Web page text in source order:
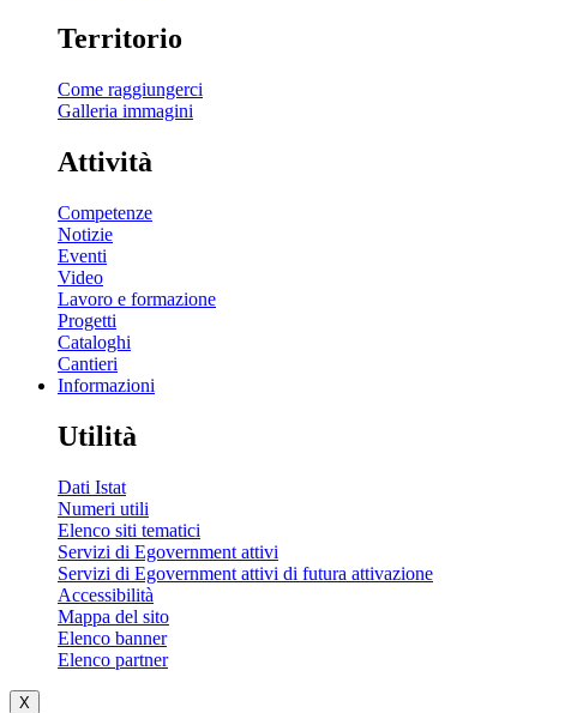
Territorio
Come raggiungerci
Galleria immagini
Attività
Competenze
Notizie
Eventi
Video
Lavoro e formazione
Progetti
Cataloghi
Cantieri
Informazioni
Utilità
Dati Istat
Numeri utili
Elenco siti tematici
Servizi di Egovernment attivi
Servizi di Egovernment attivi di futura attivazione
Accessibilità
Mappa del sito
Elenco banner
Elenco partner
X